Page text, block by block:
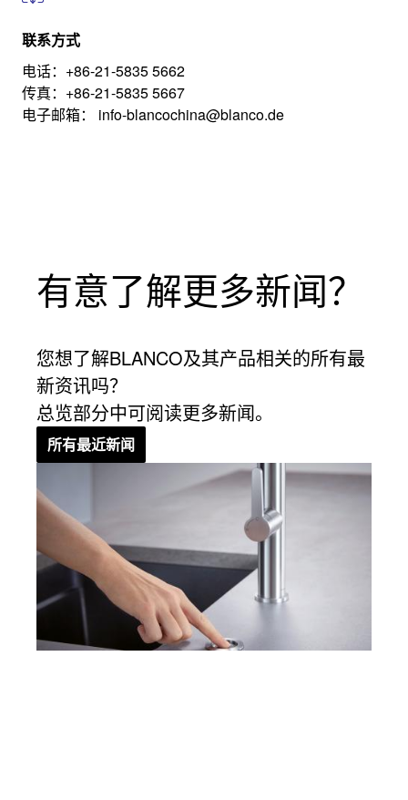
联系方式
电话：+86-21-5835 5662
传真：+86-21-5835 5667
电子邮箱： info-blancochina@blanco.de
有意了解更多新闻？
您想了解BLANCO及其产品相关的所有最
新资讯吗？
总览部分中可阅读更多新闻。
所有最近新闻